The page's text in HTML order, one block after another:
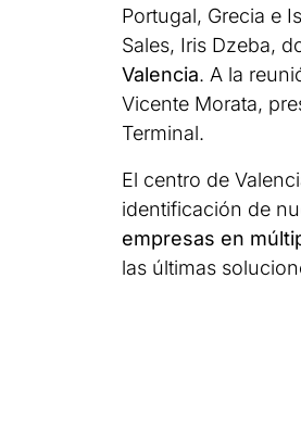
Portugal, Grecia e
Sales, Iris Dzeba,
Valencia. A la
Vicente Morata,
Terminal.
El centro de
identificación de
empresas en
las últimas